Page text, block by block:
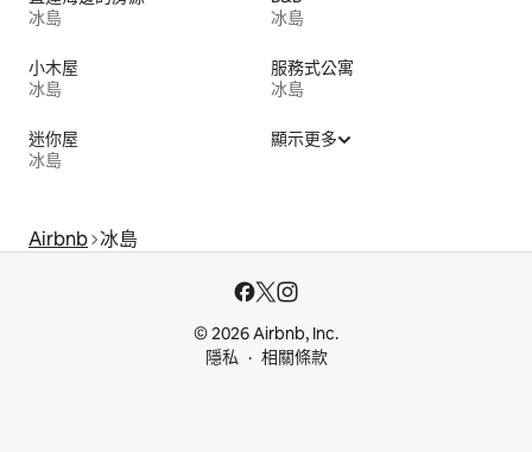
冰島
冰島
小木屋
冰島
服務式公寓
冰島
迷你屋
冰島
顯示更多
Airbnb 冰島
© 2026 Airbnb, Inc.
隱私
相關條款